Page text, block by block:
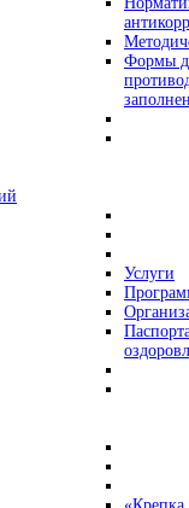
Формы
Услуги